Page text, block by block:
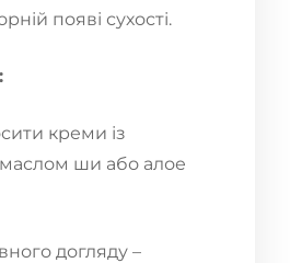
появі сухості.
креми із
ши або алое
догляду –